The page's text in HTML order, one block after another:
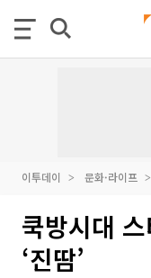
이투데이 문화·라이프
쿡방시대
‘진땀’